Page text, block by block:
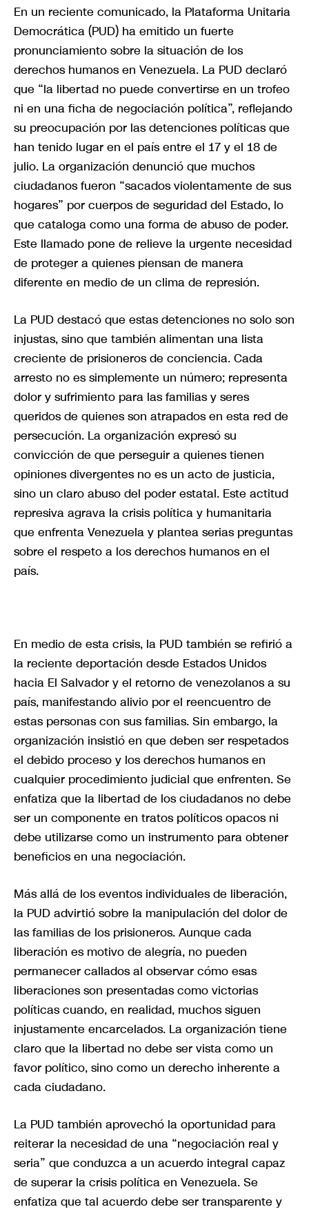
En un reciente comunicado, la Plataforma Unitaria
Democrática (PUD) ha emitido un fuerte
pronunciamiento sobre la situación de los
derechos humanos en Venezuela. La PUD declaró
que “la libertad no puede convertirse en un trofeo
ni en una ficha de negociación política”, reflejando
su preocupación por las detenciones políticas que
han tenido lugar en el país entre el 17 y el 18 de
julio. La organización denunció que muchos
ciudadanos fueron “sacados violentamente de sus
hogares” por cuerpos de seguridad del Estado, lo
que cataloga como una forma de abuso de poder.
Este llamado pone de relieve la urgente necesidad
de proteger a quienes piensan de manera
diferente en medio de un clima de represión.
La PUD destacó que estas detenciones no solo son
injustas, sino que también alimentan una lista
creciente de prisioneros de conciencia. Cada
arresto no es simplemente un número; representa
dolor y sufrimiento para las familias y seres
queridos de quienes son atrapados en esta red de
persecución. La organización expresó su
convicción de que perseguir a quienes tienen
opiniones divergentes no es un acto de justicia,
sino un claro abuso del poder estatal. Este actitud
represiva agrava la crisis política y humanitaria
que enfrenta Venezuela y plantea serias preguntas
sobre el respeto a los derechos humanos en el
país.
En medio de esta crisis, la PUD también se refirió a
la reciente deportación desde Estados Unidos
hacia El Salvador y el retorno de venezolanos a su
país, manifestando alivio por el reencuentro de
estas personas con sus familias. Sin embargo, la
organización insistió en que deben ser respetados
el debido proceso y los derechos humanos en
cualquier procedimiento judicial que enfrenten. Se
enfatiza que la libertad de los ciudadanos no debe
ser un componente en tratos políticos opacos ni
debe utilizarse como un instrumento para obtener
beneficios en una negociación.
Más allá de los eventos individuales de liberación,
la PUD advirtió sobre la manipulación del dolor de
las familias de los prisioneros. Aunque cada
liberación es motivo de alegría, no pueden
permanecer callados al observar cómo esas
liberaciones son presentadas como victorias
políticas cuando, en realidad, muchos siguen
injustamente encarcelados. La organización tiene
claro que la libertad no debe ser vista como un
favor político, sino como un derecho inherente a
cada ciudadano.
La PUD también aprovechó la oportunidad para
reiterar la necesidad de una “negociación real y
seria” que conduzca a un acuerdo integral capaz
de superar la crisis política en Venezuela. Se
enfatiza que tal acuerdo debe ser transparente y